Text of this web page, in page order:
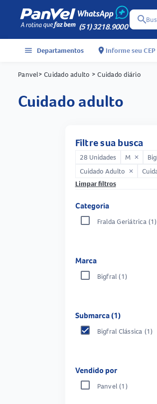
(51) 3218.9000
search
menu Departamentos location_on Informe seu CEP
Panvel> Cuidado adulto > Cuidado diário
cuidado adulto
Filtre sua busca
28 Unidades M close
Cuidado Adulto close
Limpar filtros
Categoria
Fralda Geriátrica (1)
Marca
Bigfral (1)
Submarca (1)
Bigfral Clássica (1)
Vendido por
Panvel (1)